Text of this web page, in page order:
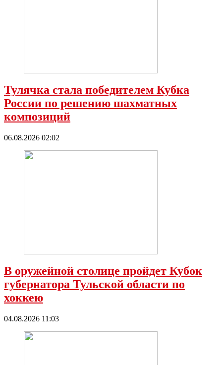
Тулячка стала победителем Кубка
России по решению шахматных
композиций
06.08.2026 02:02
В оружейной столице пройдет Кубок
губернатора Тульской области по
хоккею
04.08.2026 11:03